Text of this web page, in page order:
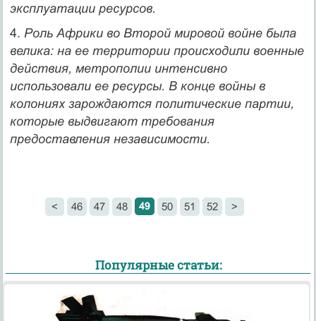
эксплуатации ресурсов.
4. Роль Африки во Второй мировой войне была
велика: на ее территории проис­ходили военные
действия, метрополии интенсивно
использовали ее ресурсы. В конце войны в
колониях зарождаются политические партии,
которые вы­двигают требования
предоставления независимости.
< 46 47 48 49 50 51 52 >
Популярные статьи: